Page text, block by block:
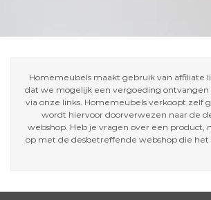
Homemeubels maakt gebruik van affiliate
dat we mogelijk een vergoeding ontvangen
via onze links. Homemeubels verkoopt zelf
wordt hiervoor doorverwezen naar de
webshop. Heb je vragen over een product,
op met de desbetreffende webshop die het